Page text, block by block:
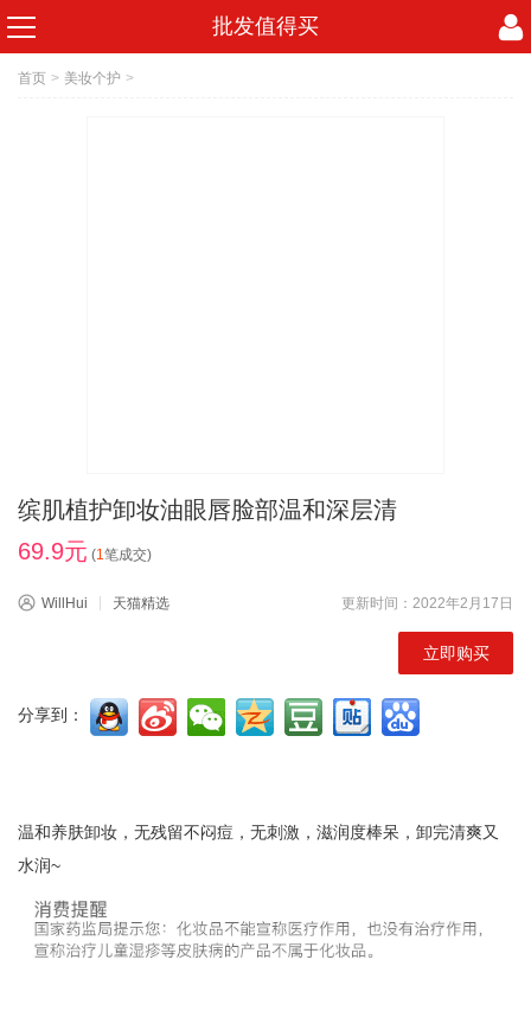
批发值得买
首页 > 美妆个护 >
缤肌植护卸妆油眼唇脸部温和深层清
69.9元 (1笔成交)
WillHui 天猫精选 更新时间：2022年2月17日
立即购买
分享到：
温和养肤卸妆，无残留不闷痘，无刺激，滋润度棒呆，卸完清爽又
水润~